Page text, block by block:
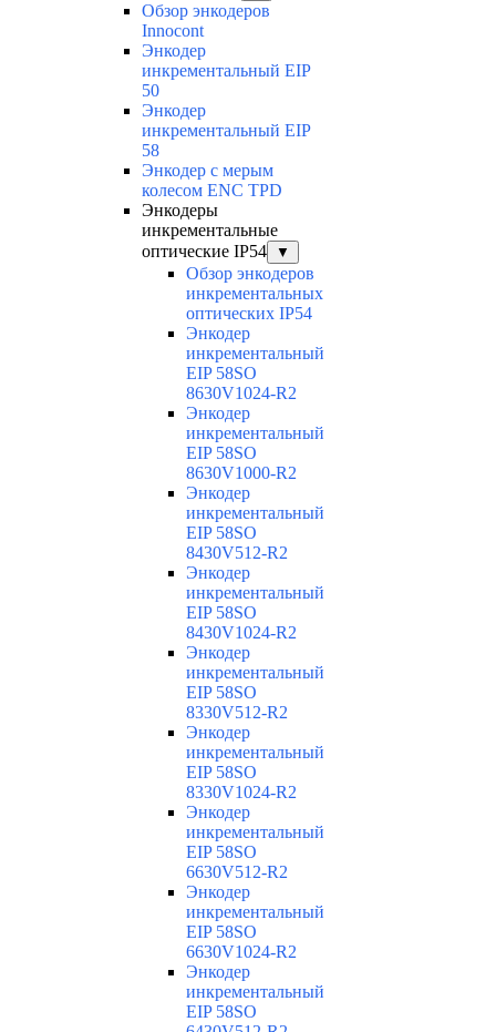
Обзор энкодеров
Innocont
Энкодер
инкрементальный EIP
50
Энкодер
инкрементальный EIP
58
Энкодер с мерым
колесом ENC TPD
Энкодеры
инкрементальные
оптические IP54
▼
Обзор энкодеров
инкрементальных
оптических IP54
Энкодер
инкрементальный
EIP 58SO
8630V1024-R2
Энкодер
инкрементальный
EIP 58SO
8630V1000-R2
Энкодер
инкрементальный
EIP 58SO
8430V512-R2
Энкодер
инкрементальный
EIP 58SO
8430V1024-R2
Энкодер
инкрементальный
EIP 58SO
8330V512-R2
Энкодер
инкрементальный
EIP 58SO
8330V1024-R2
Энкодер
инкрементальный
EIP 58SO
6630V512-R2
Энкодер
инкрементальный
EIP 58SO
6630V1024-R2
Энкодер
инкрементальный
EIP 58SO